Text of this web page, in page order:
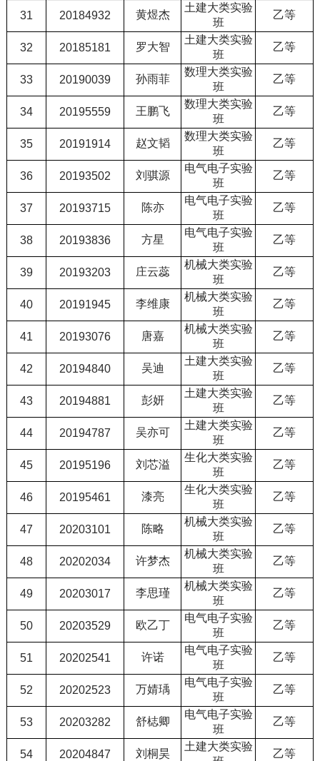
31 20184932 黄煜杰
土建大类实验
班
乙等
32 20185181 罗大智
土建大类实验
班
乙等
33 20190039 孙雨菲
数理大类实验
班
乙等
34 20195559 王鹏飞
数理大类实验
班
乙等
35 20191914 赵文韬
数理大类实验
班
乙等
36 20193502 刘骐源
电气电子实验
班
乙等
37 20193715 陈亦
电气电子实验
班
乙等
38 20193836 方星
电气电子实验
班
乙等
39 20193203 庄云蕊
机械大类实验
班
乙等
40 20191945 李维康
机械大类实验
班
乙等
41 20193076 唐嘉
机械大类实验
班
乙等
42 20194840 吴迪
土建大类实验
班
乙等
43 20194881 彭妍
土建大类实验
班
乙等
44 20194787 吴亦可
土建大类实验
班
乙等
45 20195196 刘芯溢
生化大类实验
班
乙等
46 20195461 漆亮
生化大类实验
班
乙等
47 20203101 陈略
机械大类实验
班
乙等
48 20202034 许梦杰
机械大类实验
班
乙等
49 20203017 李思瑾
机械大类实验
班
乙等
50 20203529 欧乙丁
电气电子实验
班
乙等
51 20202541 许诺
电气电子实验
班
乙等
52 20202523 万婧瑀
电气电子实验
班
乙等
53 20203282 舒梽卿
电气电子实验
班
乙等
54 20204847 刘桐昊
土建大类实验
乙等